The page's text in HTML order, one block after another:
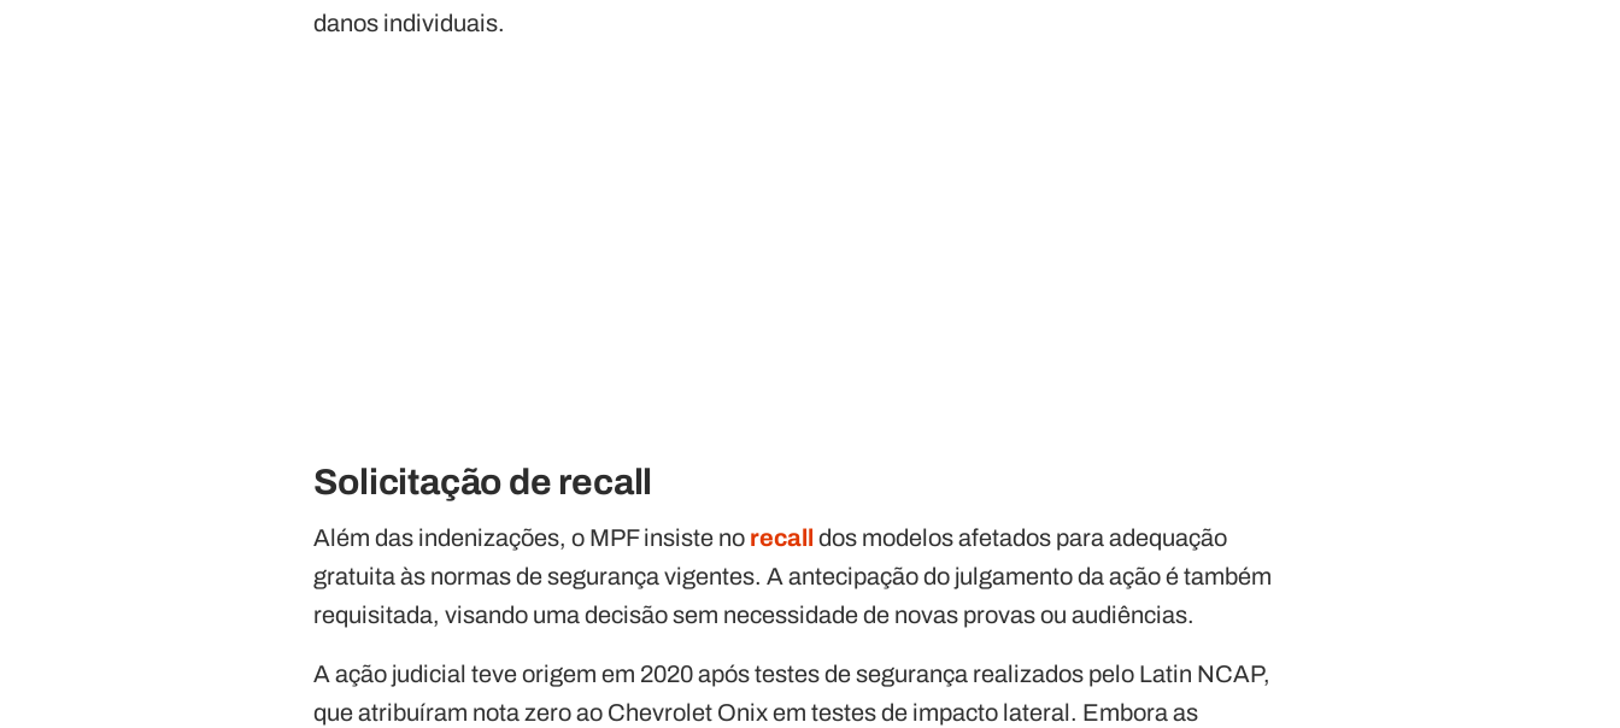
danos individuais.
Solicitação de recall
Além das indenizações, o MPF insiste no recall dos modelos afetados para adequação
gratuita às normas de segurança vigentes. A antecipação do julgamento da ação é também
requisitada, visando uma decisão sem necessidade de novas provas ou audiências.
A ação judicial teve origem em 2020 após testes de segurança realizados pelo Latin NCAP,
que atribuíram nota zero ao Chevrolet Onix em testes de impacto lateral. Embora as